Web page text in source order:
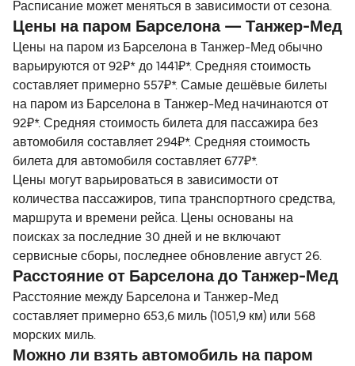
Расписание может меняться в зависимости от сезона.
Цены на паром Барселона — Танжер-Мед
Цены на паром из Барселона в Танжер-Мед обычно
варьируются от 92₽* до 1441₽*. Средняя стоимость
составляет примерно 557₽*. Самые дешёвые билеты
на паром из Барселона в Танжер-Мед начинаются от
92₽*. Средняя стоимость билета для пассажира без
автомобиля составляет 294₽*. Средняя стоимость
билета для автомобиля составляет 677₽*.
Цены могут варьироваться в зависимости от
количества пассажиров, типа транспортного средства,
маршрута и времени рейса. Цены основаны на
поисках за последние 30 дней и не включают
сервисные сборы, последнее обновление август 26.
Расстояние от Барселона до Танжер-Мед
Расстояние между Барселона и Танжер-Мед
составляет примерно 653,6 миль (1051,9 км) или 568
морских миль.
Можно ли взять автомобиль на паром